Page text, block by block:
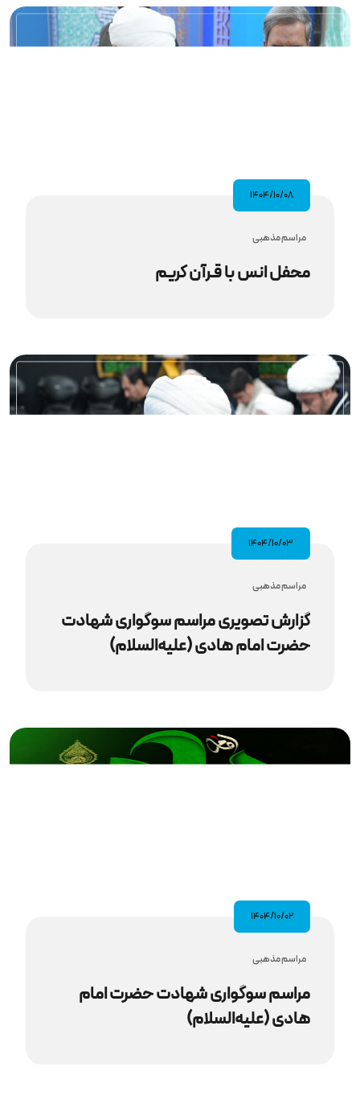
۱۴۰۴/۱۰/۰۸
مراسم مذهبى
محفل انس با قـرآن کریم
۱۴۰۴/۱۰/۰۳
مراسم مذهبى
گزارش تصویری مراسم سوگواری شهادت
حضرت امام هادی (علیه‌السلام)
۱۴۰۴/۱۰/۰۲
مراسم مذهبى
مراسم سوگواری شهادت حضرت امام
هادی (علیه‌السلام)